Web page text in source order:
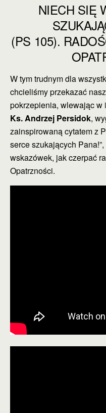
NIECH SIĘ
(PS 105).
W tym trudnym dla
chcieliśmy przekazać
pokrzepienia, wlewając w
Ks. Andrzej Persidok,
zainspirowaną cytatem z
serce szukających
wskazówek, jak czerpać
Opatrzności.